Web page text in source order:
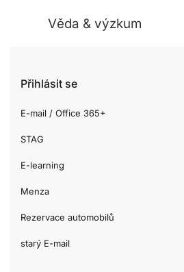
Věda & výzkum
Přihlásit se
E-mail / Office 365+
STAG
E-learning
Menza
Rezervace automobilů
starý E-mail